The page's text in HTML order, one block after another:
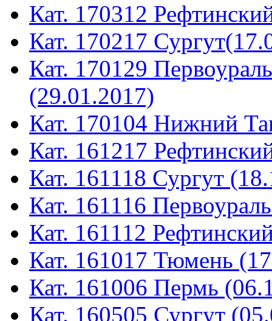
Кат. 170312
Кат. 170217
Кат. 170129
(29.01.2017)
Кат. 170104 Нижний
Кат. 161217
Кат. 161118 Сургут
Кат. 161116
Кат. 161112
Кат. 161017 Тюмень
Кат. 161006 Пермь
Кат. 160505 Сургут